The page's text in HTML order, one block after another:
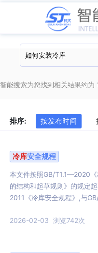
智能搜索为您找到相关结果约为
排序: 按发布时间
冷库安全规程
本文件按照GB/T1.1—2020
的结构和起草规则》的规定
2011《冷库安全规程》,与
2026-02-03 浏览742次